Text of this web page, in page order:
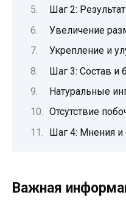
Шаг 2:
Увеличение
Укрепление и
Шаг 3: Состав и
Натуральные
Отсутствие
Шаг 4: Мнения и
Важная